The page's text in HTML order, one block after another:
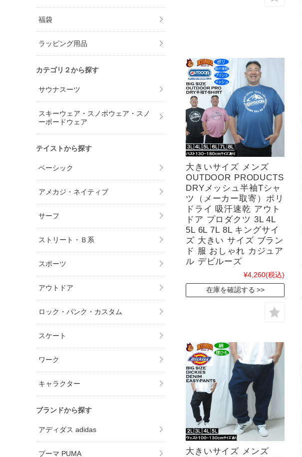
大きいサイズ メンズ
OUTDOOR PRODUCTS
DRYメッシュ半袖Tシャ
ツ（メーカー取寄）ポリ
ドライ 吸汗速乾 アウト
ドア プロダクツ 3L 4L
5L 6L 7L 8L キングサイ
ズ 大きい サイズ ブラン
ド 服 おしゃれ カジュア
ル デビルーズ
¥4,260(税込)
在庫を確認する
大きいサイズ メンズ
福袋
ラッピング用品
カテゴリ２から探す
サウナスーツ
スキーウェア・スノボウェア・スノ
ーボードウェア
テイストから探す
ベーシック
アメカジ・ネイティブ
サーフ
ストリート・Ｂ系
スポーツ
アウトドア
ロック・パンク・カスタム
スケート
ワーク
キャラクター
ブランドから探す
アディダス adidas
プーマ PUMA